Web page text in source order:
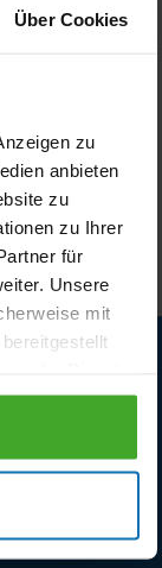
Über Cookies
zu
anbieten
zu
zu Ihrer
für
Unsere
mit